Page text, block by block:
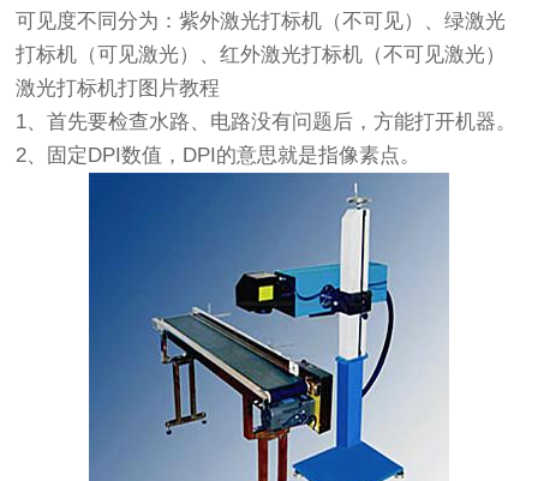
可见度不同分为：紫外激光打标机（不可见）、绿激光
打标机（可见激光）、红外激光打标机（不可见激光）
激光打标机打图片教程
1、首先要检查水路、电路没有问题后，方能打开机器。
2、固定DPI数值，DPI的意思就是指像素点。